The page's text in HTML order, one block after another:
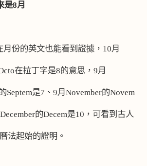
是8月
月份的英文也能看到證據， 10月
在拉丁字是8的意思， 9月
Septem是7 、 9月 November的Novem
December的Decem是10 ，可看到古人
法起始的證明。